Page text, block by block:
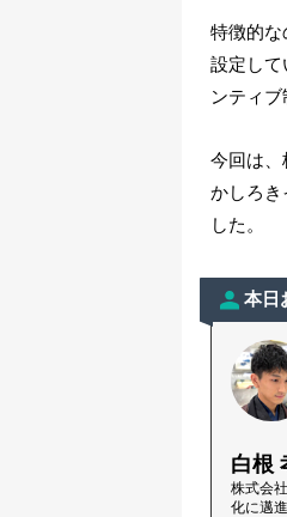
特徴的な
設定して
ンティ
今回は、
かしろき
した。
本日
白根
株式会
化に邁